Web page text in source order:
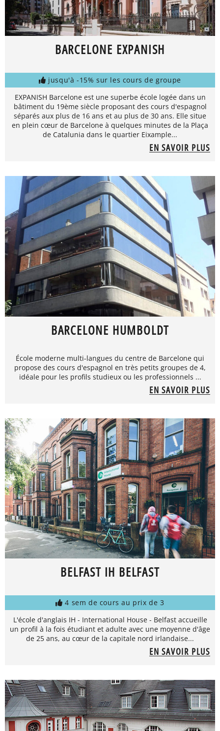
BARCELONE EXPANISH
jusqu'à -15% sur les cours de groupe
EXPANISH Barcelone est une superbe école logée dans un
bâtiment du 19ème siècle proposant des cours d'espagnol
séparés aux plus de 16 ans et au plus de 30 ans. Elle situe
en plein cœur de Barcelone à quelques minutes de la Plaça
de Catalunia dans le quartier Eixample...
EN SAVOIR PLUS
BARCELONE HUMBOLDT
École moderne multi-langues du centre de Barcelone qui
propose des cours d'espagnol en très petits groupes de 4,
idéale pour les profils studieux ou les professionnels ...
EN SAVOIR PLUS
BELFAST IH BELFAST
4 sem de cours au prix de 3
L'école d'anglais IH - International House - Belfast accueille
un profil à la fois étudiant et adulte avec une moyenne d'âge
de 25 ans, au cœur de la capitale nord irlandaise...
EN SAVOIR PLUS